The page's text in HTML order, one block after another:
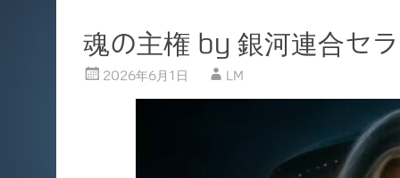
魂の主権 by 銀河連合セ
2026年6月1日 LM